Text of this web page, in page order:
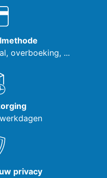
overboeking, ...
privacy